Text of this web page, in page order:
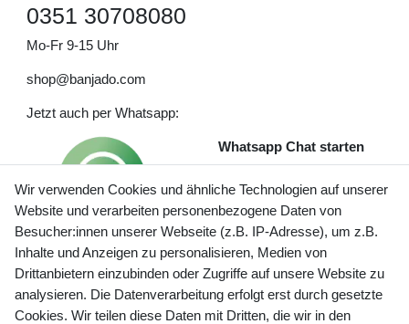
0351 30708080
Mo-Fr 9-15 Uhr
shop@banjado.com
Jetzt auch per Whatsapp:
Whatsapp Chat starten
Preisangaben inkl. gesetzl. MwSt. und zzgl. Service- und
Versandkosten
Wir verwenden Cookies und ähnliche Technologien auf unserer
Website und verarbeiten personenbezogene Daten von
Besucher:innen unserer Webseite (z.B. IP-Adresse), um z.B.
Inhalte und Anzeigen zu personalisieren, Medien von
Drittanbietern einzubinden oder Zugriffe auf unsere Website zu
analysieren. Die Datenverarbeitung erfolgt erst durch gesetzte
Cookies. Wir teilen diese Daten mit Dritten, die wir in den